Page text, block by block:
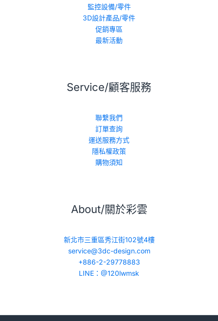
監控設備/零件
3D設計產品/零件
促銷專區
最新活動
Service/顧客服務
聯繫我們
訂單查詢
運送服務方式
隱私權政策
購物須知
About/關於彩雲
新北市三重區秀江街102號4樓
service@3dc-design.com
+886-2-29778883
LINE：@120lwmsk